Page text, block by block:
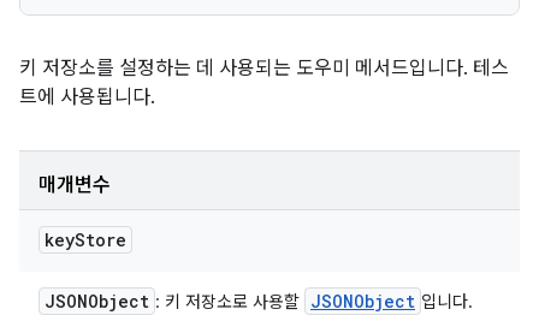
키 저장소를 설정하는 데 사용되는 도우미 메서드입니다. 테스
트에 사용됩니다.
매개변수
keyStore
JSONObject : 키 저장소로 사용할 JSONObject 입니다.